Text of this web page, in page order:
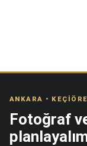
ANKARA •
Fotoğraf